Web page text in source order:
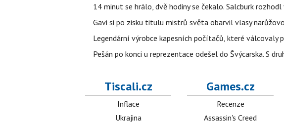
14 minut se hrálo, dvě hodiny se čekalo. Salcburk
Gavi si po zisku titulu mistrů světa obarvil vlasy
Legendární výrobce kapesních počítačů, které válcovaly
Pešán po konci u reprezentace odešel do Švýcarska. S
Tiscali.cz
Inflace
Ukrajina
Games.cz
Recenze
Assassin's Creed